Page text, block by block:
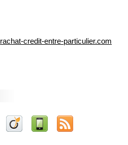
rachat-credit-entre-particulier.com